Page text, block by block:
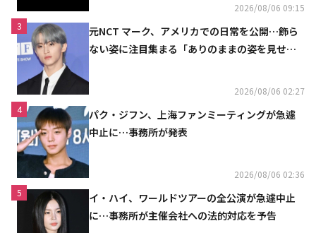
2026/08/06 09:15
3
元NCT マーク、アメリカでの日常を公開…飾ら
ない姿に注目集まる「ありのままの姿を見せた
2026/08/06 02:27
4
パク・ジフン、上海ファンミーティングが急遽
中止に…事務所が発表
2026/08/06 02:36
5
イ・ハイ、ワールドツアーの全公演が急遽中止
に…事務所が主催会社への法的対応を予告